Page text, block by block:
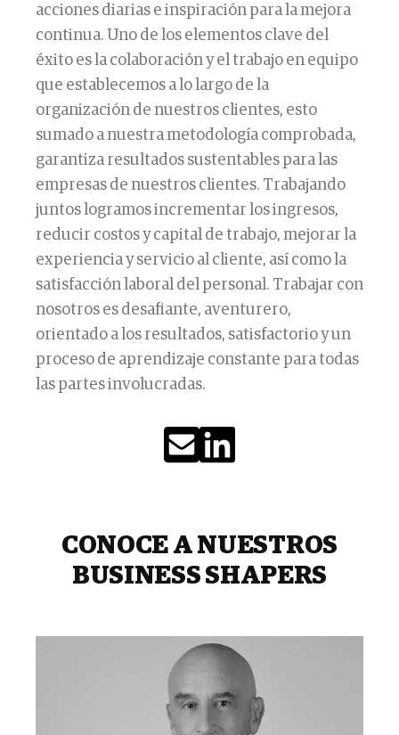
acciones diarias e inspiración para la mejora
continua. Uno de los elementos clave del
éxito es la colaboración y el trabajo en equipo
que establecemos a lo largo de la
organización de nuestros clientes, esto
sumado a nuestra metodología comprobada,
garantiza resultados sustentables para las
empresas de nuestros clientes. Trabajando
juntos logramos incrementar los ingresos,
reducir costos y capital de trabajo, mejorar la
experiencia y servicio al cliente, así como la
satisfacción laboral del personal. Trabajar con
nosotros es desafiante, aventurero,
orientado a los resultados, satisfactorio y un
proceso de aprendizaje constante para todas
las partes involucradas.
CONOCE A NUESTROS
BUSINESS SHAPERS